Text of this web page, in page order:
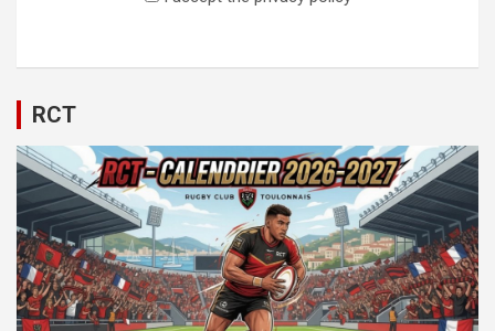
RCT